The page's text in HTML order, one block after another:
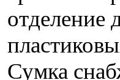
отделение
Сумка